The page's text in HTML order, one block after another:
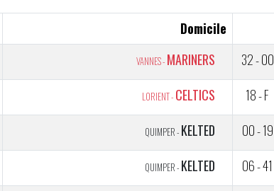
Domicile
VANNES - MARINERS 32 - 00
LORIENT - CELTICS 18 - F
QUIMPER - KELTED 00 - 19
QUIMPER - KELTED 06 - 41